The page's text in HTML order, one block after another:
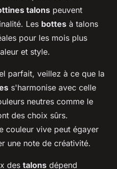
talons peuvent
Les bottes à talons
pour les mois plus
et style.
parfait, veillez à ce que la
s'harmonise avec celle
neutres comme le
des choix sûrs.
couleur vive peut égayer
une note de créativité.
des talons dépend